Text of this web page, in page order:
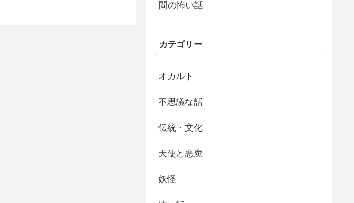
間の怖い話
カテゴリー
オカルト
不思議な話
伝統・文化
天使と悪魔
妖怪